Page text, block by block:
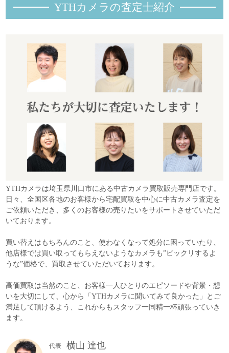
YTHカメラの査定士紹介
YTHカメラは埼玉県川口市にある中古カメラ買取販売専門店です。
日々、全国区各地のお客様から宅配買取を中心に中古カメラ査定を
ご依頼いただき、多くのお客様の売りたいをサポートさせていただ
いております。
買い替えはもちろんのこと、使わなくなって処分に困っていたり、
他店様では買い取ってもらえないようなカメラも”ビックリするよ
うな”価格で、買取させていただいております。
高価買取は当然のこと、お客様一人ひとりのエピソードや背景・想
いを大切にして、心から「YTHカメラに聞いてみて良かった」とご
満足して頂けるよう、これからもスタッフ一同精一杯頑張っていき
ます。
代表 横山 達也